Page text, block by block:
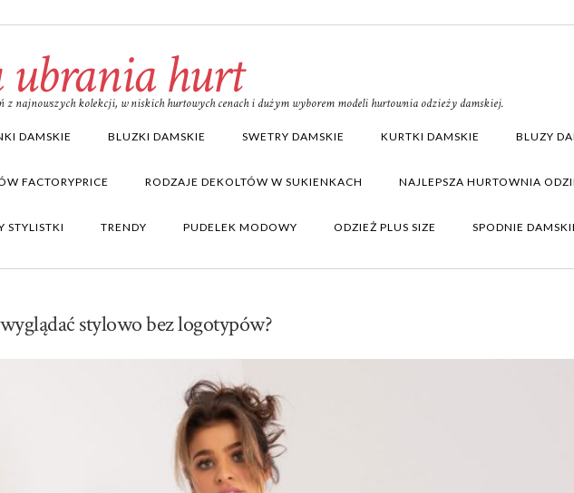
hurt
z najnowszych kolekcji, w niskich hurtowych cenach i dużym wyborem modeli hurtownia odzieży damskiej.
DAMSKIE BLUZKI DAMSKIE SWETRY DAMSKIE KURTKI DAMSKIE BLUZY
FACTORYPRICE RODZAJE DEKOLTÓW W SUKIENKACH NAJLEPSZA HURTOWNIA
STYLISTKI TRENDY PUDELEK MODOWY ODZIEŻ PLUS SIZE SPODNIE
stylowo bez logotypów?